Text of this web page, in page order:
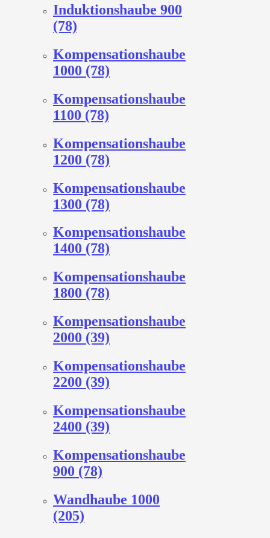
Induktionshaube 900
(78)
Kompensationshaube
1000 (78)
Kompensationshaube
1100 (78)
Kompensationshaube
1200 (78)
Kompensationshaube
1300 (78)
Kompensationshaube
1400 (78)
Kompensationshaube
1800 (78)
Kompensationshaube
2000 (39)
Kompensationshaube
2200 (39)
Kompensationshaube
2400 (39)
Kompensationshaube
900 (78)
Wandhaube 1000
(205)